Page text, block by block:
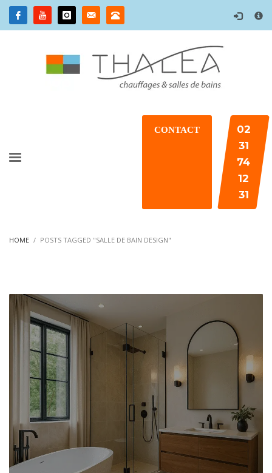
×
CONTACT
02
31
74
12
31
HOME POSTS TAGGED "SALLE DE BAIN DESIGN"